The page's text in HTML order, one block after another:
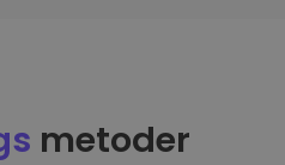
metoder